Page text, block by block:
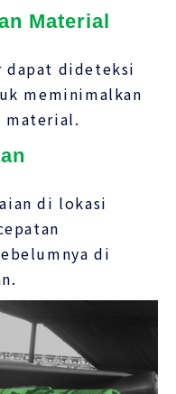
Material
dapat dideteksi
meminimalkan
material.
di lokasi
di